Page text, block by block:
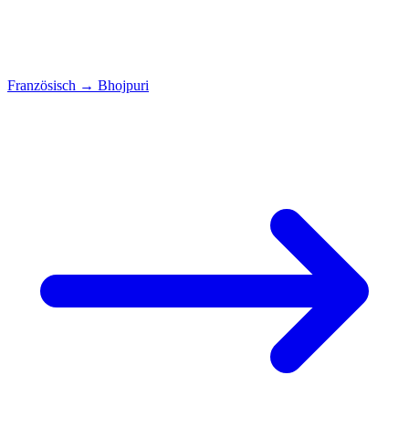
Französisch → Bhojpuri